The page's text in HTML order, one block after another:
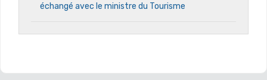
échangé avec le ministre du Tourisme